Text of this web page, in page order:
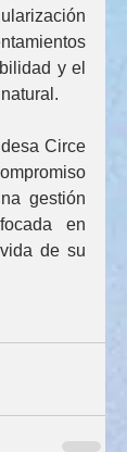
y el
Circe
gestión
en
de su